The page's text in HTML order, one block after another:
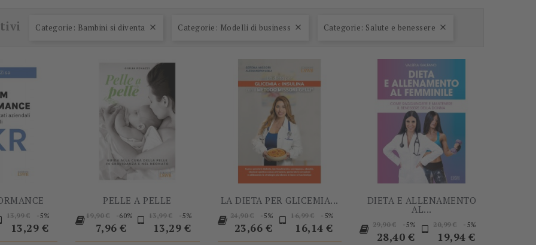
Categorie: Bambini si diventa  Categorie: Modelli di business  Categorie: Salute e benessere 
Prezzo
base
13,99 € -5%
Prezzo
13,29 €
PELLE A PELLE
Prezzo
base
19,90 € -60%
Prezzo
7,96 €
Prezzo
base
13,99 € -5%
Prezzo
13,29 €
LA DIETA PER GLICEMIA...
Prezzo
base
24,90 € -5%
Prezzo
23,66 €
Prezzo
base
16,99 € -5%
16,14 €
DIETA E ALLENAMENTO
AL...
Prezzo
base
29,90 € -5%
Prezzo
28,40 €
Prezzo
base
20,99 € -5%
19,94 €